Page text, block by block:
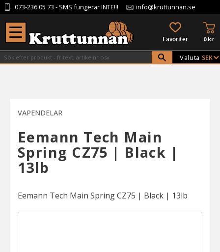
Meny
073-236 05 73 - SMS fungerar INTE!!! info@kruttunnan.se
FAVORITER 0kr
Valuta
VAPENDELAR
Eemann Tech Main
Spring CZ75 | Black |
13lb
Eemann Tech Main Spring CZ75 | Black | 13lb